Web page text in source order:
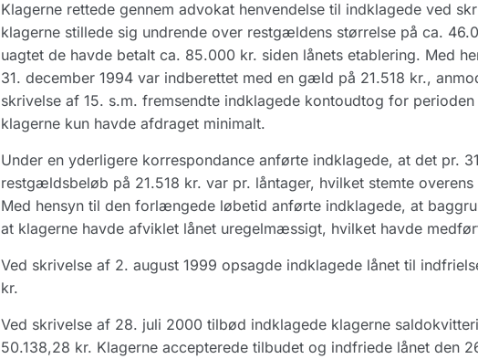
Klagerne rettede gennem advokat henvendelse til indklagede ved
klagerne stillede sig undrende over restgældens størrelse på ca.
uagtet de havde betalt ca. 85.000 kr. siden lånets etablering. Med
31. december 1994 var indberettet med en gæld på 21.518 kr.,
skrivelse af 15. s.m. fremsendte indklagede kontoudtog for
klagerne kun havde afdraget minimalt.
Under en yderligere korrespondance anførte indklagede, at det pr.
restgældsbeløb på 21.518 kr. var pr. låntager, hvilket stemte
Med hensyn til den forlængede løbetid anførte indklagede, at
at klagerne havde afviklet lånet uregelmæssigt, hvilket havde
Ved skrivelse af 2. august 1999 opsagde indklagede lånet til
kr.
Ved skrivelse af 28. juli 2000 tilbød indklagede klagerne
50.138,28 kr. Klagerne accepterede tilbudet og indfriede lånet den